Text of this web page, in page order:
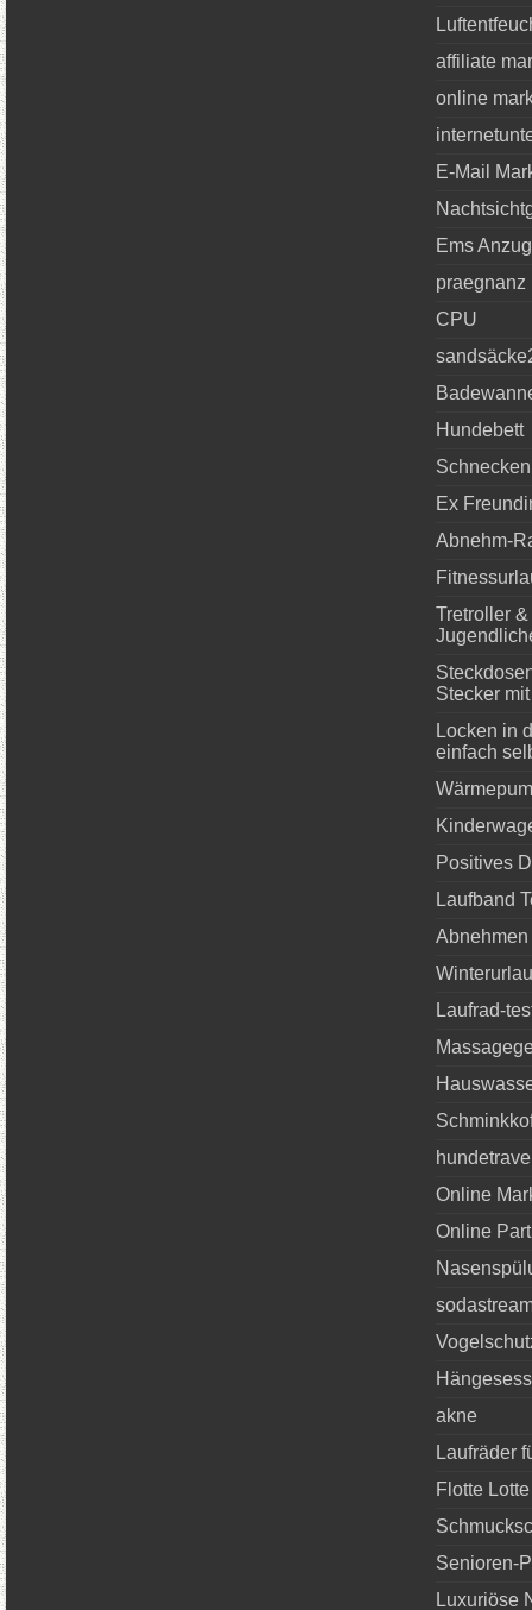
affiliate
online
E-Mail
Ems
praegnanz
CPU
Hundebett
Ex
Abnehm-
Tretroller
Stecker
Locken in
einfach
Positives
Laufband
Abnehmen
Laufrad-
Online
Online
akne
Laufräder
Flotte
Senioren-
Luxuriöse